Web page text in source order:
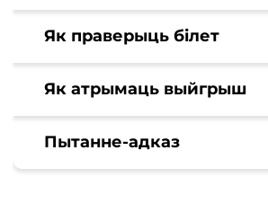
Як праверыць білет
Як атрымаць выйгрыш
Пытанне-адказ